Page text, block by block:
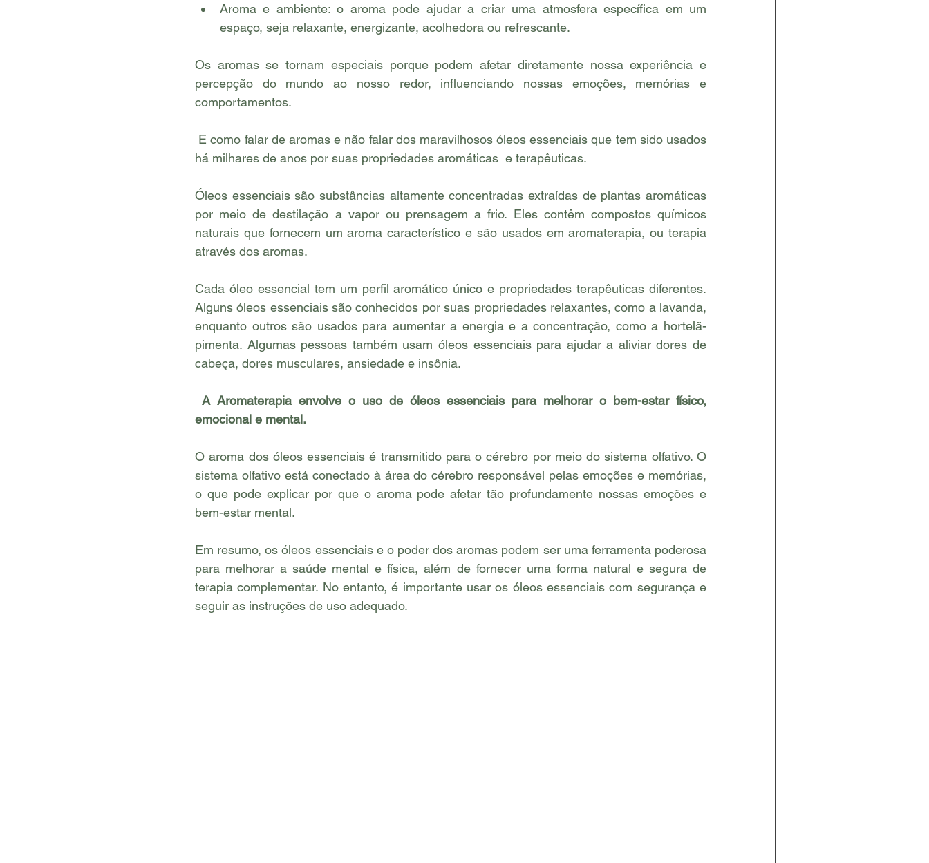
Aroma e ambiente: o aroma pode ajudar a criar uma atmosfera específica em um
espaço, seja relaxante, energizante, acolhedora ou refrescante.
Os aromas se tornam especiais porque podem afetar diretamente nossa experiência e
percepção do mundo ao nosso redor, influenciando nossas emoções, memórias e
comportamentos.
há milhares de anos por suas propriedades aromáticas  e terapêuticas.
Óleos essenciais são substâncias altamente concentradas extraídas de plantas aromáticas
por meio de destilação a vapor ou prensagem a frio. Eles contêm compostos químicos
naturais que fornecem um aroma característico e são usados em aromaterapia, ou terapia
através dos aromas.
Cada óleo essencial tem um perfil aromático único e propriedades terapêuticas diferentes.
Alguns óleos essenciais são conhecidos por suas propriedades relaxantes, como a lavanda,
enquanto outros são usados para aumentar a energia e a concentração, como a hortelã-
pimenta. Algumas pessoas também usam óleos essenciais para ajudar a aliviar dores de
cabeça, dores musculares, ansiedade e insônia.
emocional e mental.
O aroma dos óleos essenciais é transmitido para o cérebro por meio do sistema olfativo. O
sistema olfativo está conectado à área do cérebro responsável pelas emoções e memórias,
o que pode explicar por que o aroma pode afetar tão profundamente nossas emoções e
bem-estar mental.
Em resumo, os óleos essenciais e o poder dos aromas podem ser uma ferramenta poderosa
para melhorar a saúde mental e física, além de fornecer uma forma natural e segura de
terapia complementar. No entanto, é importante usar os óleos essenciais com segurança e
seguir as instruções de uso adequado.